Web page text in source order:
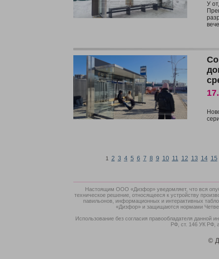
У
1 2 3 4 5 6 7 8 9 10 11 12 13 14 15
Настоящим ООО «Дизфор» уведомляет, что вся
техническое решение, относящееся к устройству
павильонов, информационных и интерактивных
«Дизфор» и защищаются нормами
Использование без согласия правообладателя данной
РФ, ст. 146 УК РФ,
©